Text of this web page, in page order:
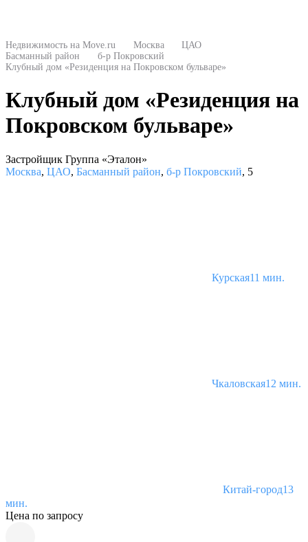
Недвижимость на Move.ru Москва
ЦАО
Басманный район
б-р Покровский
Клубный дом «Резиденция на Покровском бульваре»
Клубный дом «Резиденция на
Покровском бульваре»
Застройщик Группа «Эталон»
Москва, ЦАО, Басманный район, б-р Покровский, 5
Курская11 мин.
Чкаловская12 мин.
Китай-город13
мин.
Цена по запросу